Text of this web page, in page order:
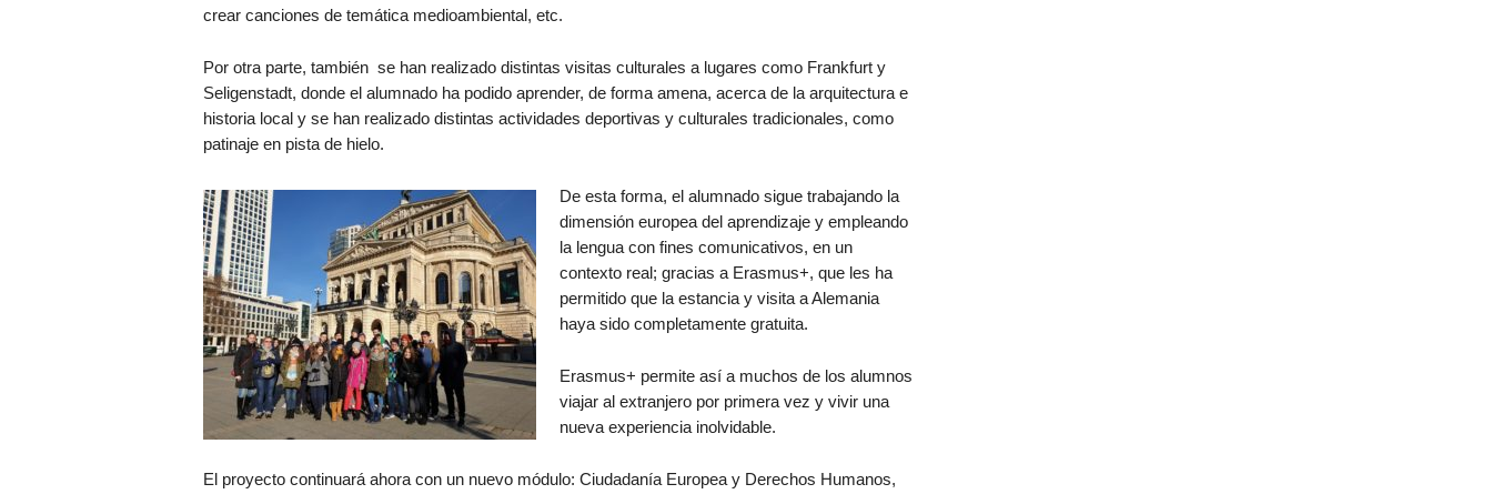
crear canciones de temática medioambiental, etc.
Por otra parte, también se han realizado distintas visitas culturales a lugares como Frankfurt y
Seligenstadt, donde el alumnado ha podido aprender, de forma amena, acerca de la arquitectura e
historia local y se han realizado distintas actividades deportivas y culturales tradicionales, como
patinaje en pista de hielo.
De esta forma, el alumnado sigue trabajando la
dimensión europea del aprendizaje y empleando
la lengua con fines comunicativos, en un
contexto real; gracias a Erasmus+, que les ha
permitido que la estancia y visita a Alemania
haya sido completamente gratuita.
Erasmus+ permite así a muchos de los alumnos
viajar al extranjero por primera vez y vivir una
nueva experiencia inolvidable.
El proyecto continuará ahora con un nuevo módulo: Ciudadanía Europea y Derechos Humanos,